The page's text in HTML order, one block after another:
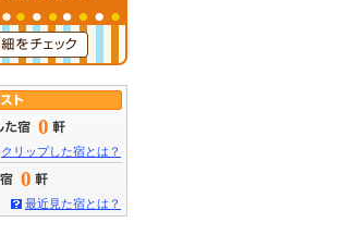
0
クリップした宿とは？
0
最近見た宿とは？